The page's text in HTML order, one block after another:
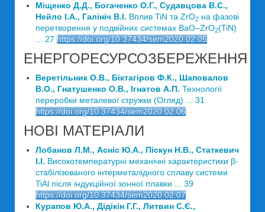
Міщенко Д.Д., Богаченко О.Г., Судавцова В.С.,
Нейло І.А., Галініч В.І. Вплив TiN та ZrO2 на фазові
перетворення у подвійних системах BaO–ZrO2(TiN)
... 27 https://doi.org/10.37434/sem2020.02.05
ЕНЕРГОРЕСУРСОЗБЕРЕЖЕННЯ
Веретільник О.В., Біктагіров Ф.К., Шаповалов
В.О., Гнатушенко О.В., Ігнатов А.П. Технології
переробки металевої стружки (Огляд) ... 31
https://doi.org/10.37434/sem2020.02.06
НОВІ МАТЕРІАЛИ
Лобанов Л.М., Асніс Ю.А., Піскун Н.В., Статкевич
І.І. Високотемпературні механічні характеристики β-
стабілізованого інтерметалідного сплаву системи
TiAl після індукційної зонної плавки ... 39
https://doi.org/10.37434/sem2020.02.07
Курапов Ю.А., Дідікін Г.Г., Литвин С.Є.,